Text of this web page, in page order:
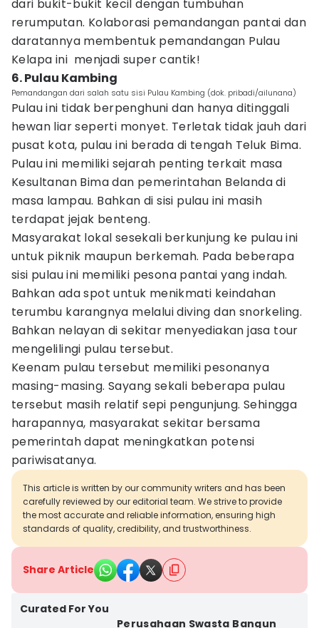
dari bukit-bukit kecil dengan tumbuhan
rerumputan. Kolaborasi pemandangan pantai dan
daratannya membentuk pemandangan Pulau
Kelapa ini menjadi super cantik!
6. Pulau Kambing
Pemandangan dari salah satu sisi Pulau Kambing (dok. pribadi/ailunana)
Pulau ini tidak berpenghuni dan hanya ditinggali
hewan liar seperti monyet. Terletak tidak jauh dari
pusat kota, pulau ini berada di tengah Teluk Bima.
Pulau ini memiliki sejarah penting terkait masa
Kesultanan Bima dan pemerintahan Belanda di
masa lampau. Bahkan di sisi pulau ini masih
terdapat jejak benteng.
Masyarakat lokal sesekali berkunjung ke pulau ini
untuk piknik maupun berkemah. Pada beberapa
sisi pulau ini memiliki pesona pantai yang indah.
Bahkan ada spot untuk menikmati keindahan
terumbu karangnya melalui diving dan snorkeling.
Bahkan nelayan di sekitar menyediakan jasa tour
mengelilingi pulau tersebut.
Keenam pulau tersebut memiliki pesonanya
masing-masing. Sayang sekali beberapa pulau
tersebut masih relatif sepi pengunjung. Sehingga
harapannya, masyarakat sekitar bersama
pemerintah dapat meningkatkan potensi
pariwisatanya.
This article is written by our community writers and has been
carefully reviewed by our editorial team. We strive to provide
the most accurate and reliable information, ensuring high
standards of quality, credibility, and trustworthiness.
Share Article
Curated For You
Perusahaan Swasta Bangun